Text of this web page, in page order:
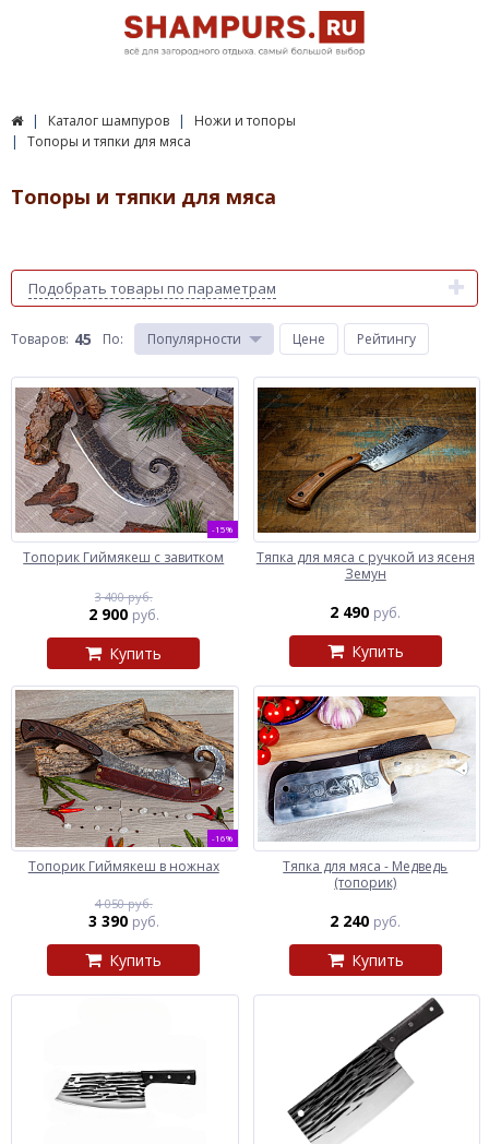
Каталог шампуров
Ножи и топоры
Топоры и тяпки для мяса
Топоры и тяпки для мяса
Подобрать товары по параметрам
Товаров: 45 По: Популярности Цене Рейтингу
-15%
Топорик Гиймякеш с завитком
3 400 руб.
2 900 руб.
Купить
Тяпка для мяса с ручкой из ясеня
Земун
2 490 руб.
Купить
-16%
Топорик Гиймякеш в ножнах
4 050 руб.
3 390 руб.
Купить
Тяпка для мяса - Медведь
(топорик)
2 240 руб.
Купить